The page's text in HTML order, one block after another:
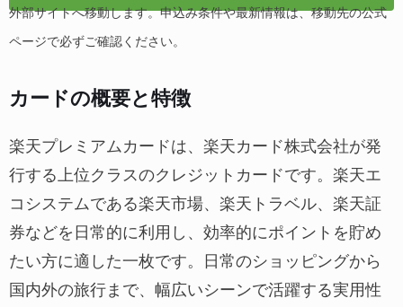
外部サイトへ移動します。申込み条件や最新情報は、移動先の公式
ページで必ずご確認ください。
カードの概要と特徴
楽天プレミアムカードは、楽天カード株式会社が発
行する上位クラスのクレジットカードです。楽天エ
コシステムである楽天市場、楽天トラベル、楽天証
券などを日常的に利用し、効率的にポイントを貯め
たい方に適した一枚です。日常のショッピングから
国内外の旅行まで、幅広いシーンで活躍する実用性